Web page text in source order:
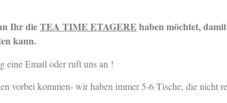
Ihr dieTEA TIME ETAGERE haben möchtet,
kann.
eine Email oder ruft uns an !
vorbei kommen- wir haben immer 5-6 Tische, die nicht